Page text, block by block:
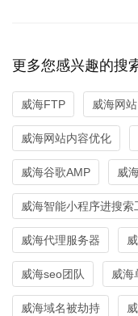
更多您感兴趣的搜
威海FTP 威海网
威海网站内容优化
威海谷歌AMP 威
威海智能小程序进搜
威海代理服务器
威海seo团队 威海
威海域名被劫持